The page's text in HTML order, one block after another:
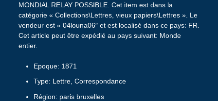
MONDIAL RELAY POSSIBLE. Cet item est dans la
catégorie « Collections\Lettres, vieux papiers\Lettres ». Le
vendeur est « 04louna06″ et est localisé dans ce pays: FR.
Cet article peut être expédié au pays suivant: Monde
entier.
Epoque: 1871
Type: Lettre, Correspondance
Région: paris bruxelles